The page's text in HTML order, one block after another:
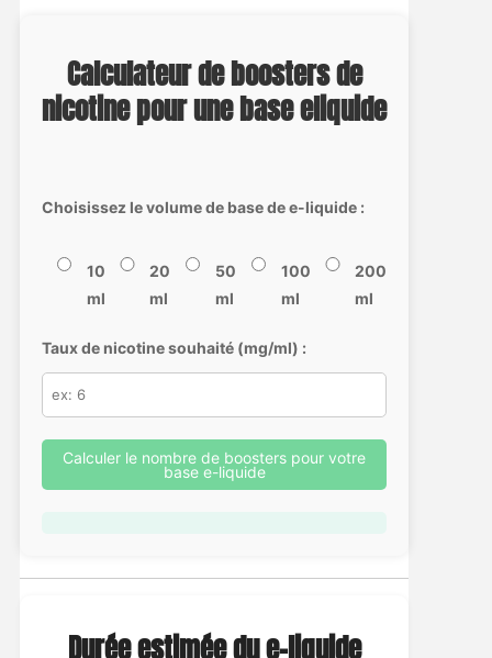
Calculateur de boosters de
nicotine pour une base eliquide
Choisissez le volume de base de e-liquide :
10
ml
20
ml
50
ml
100
ml
200
ml
Taux de nicotine souhaité (mg/ml) :
Calculer le nombre de boosters pour votre
base e-liquide
Durée estimée du e-liquide